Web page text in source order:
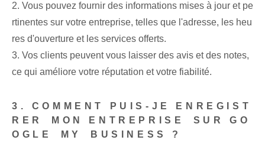
2. Vous pouvez fournir des informations mises à jour ⁢et⁢ pe
rtinentes sur ‌votre entreprise‌, telles que ⁣l'adresse, les heu
res d'ouverture⁢ et les services offerts.
3. Vos clients peuvent vous laisser des avis et des notes,
ce qui améliore votre réputation et votre fiabilité.
3. COMMENT PUIS-JE ENREGIST
RER ⁢MON ENTREPRISE⁢ SUR GO
OGLE ⁣MY ⁣BUSINESS ?